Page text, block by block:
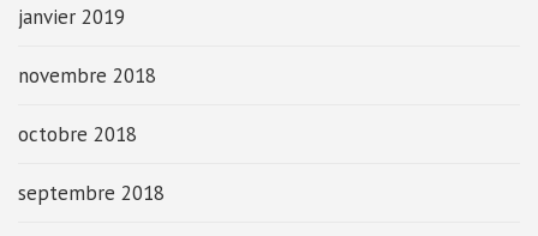
janvier 2019
novembre 2018
octobre 2018
septembre 2018